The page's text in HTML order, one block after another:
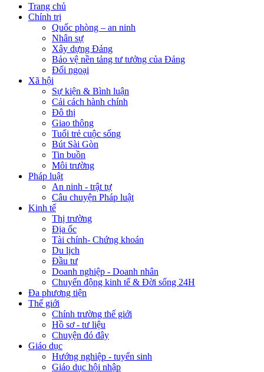
Trang chủ
Chính trị
Quốc phòng – an ninh
Nhân sự
Xây dựng Đảng
Bảo vệ nền tảng tư tưởng của Đảng
Đối ngoại
Xã hội
Sự kiện & Bình luận
Cải cách hành chính
Đô thị
Giao thông
Tuổi trẻ cuộc sống
Bút Sài Gòn
Tin buồn
Môi trường
Pháp luật
An ninh - trật tự
Câu chuyện Pháp luật
Kinh tế
Thị trường
Địa ốc
Tài chính- Chứng khoán
Du lịch
Đầu tư
Doanh nghiệp - Doanh nhân
Chuyển động kinh tế & Đời sống 24H
Đa phương tiện
Thế giới
Chính trường thế giới
Hồ sơ - tư liệu
Chuyện đó đây
Giáo dục
Hướng nghiệp - tuyển sinh
Giáo dục hội nhập